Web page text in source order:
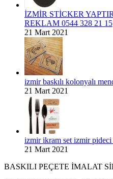
İZMİR STİCKER
REKLAM 0544 328 21 15
21 Mart 2021
izmir baskılı kolonyalı
21 Mart 2021
izmir ikram set izmir pideci
21 Mart 2021
BASKILI PEÇETE İMALAT